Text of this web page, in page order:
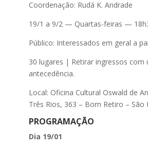
Coordenação: Rudá K. Andrade
19/1 a 9/2 — Quartas-feiras —
Público: Interessados em geral a
30 lugares | Retirar ingressos com
antecedência.
Local: Oficina Cultural Oswald de
Três Rios, 363 – Bom Retiro – São
PROGRAMAÇÃO
Dia 19/01